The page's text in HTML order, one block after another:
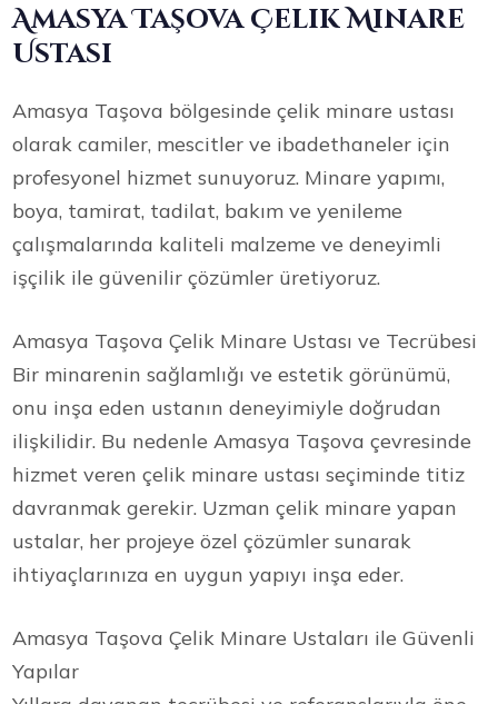
Amasya Taşova Çelik Minare
Ustası
Amasya Taşova bölgesinde çelik minare ustası
olarak camiler, mescitler ve ibadethaneler için
profesyonel hizmet sunuyoruz. Minare yapımı,
boya, tamirat, tadilat, bakım ve yenileme
çalışmalarında kaliteli malzeme ve deneyimli
işçilik ile güvenilir çözümler üretiyoruz.
Amasya Taşova Çelik Minare Ustası ve Tecrübesi
Bir minarenin sağlamlığı ve estetik görünümü,
onu inşa eden ustanın deneyimiyle doğrudan
ilişkilidir. Bu nedenle Amasya Taşova çevresinde
hizmet veren çelik minare ustası seçiminde titiz
davranmak gerekir. Uzman çelik minare yapan
ustalar, her projeye özel çözümler sunarak
ihtiyaçlarınıza en uygun yapıyı inşa eder.
Amasya Taşova Çelik Minare Ustaları ile Güvenli
Yapılar